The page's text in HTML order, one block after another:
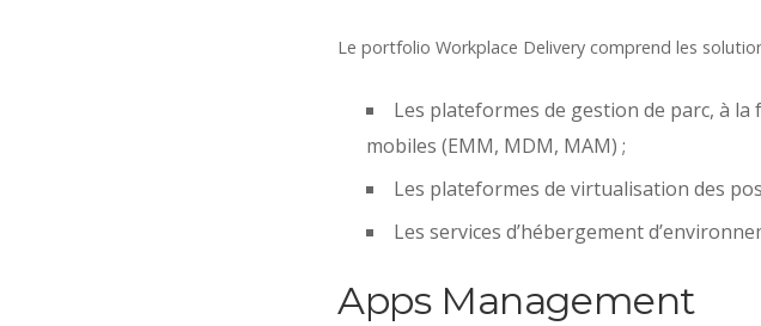
Le portfolio Workplace Delivery comprend les
Les plateformes de gestion de parc, à
mobiles (EMM, MDM, MAM) ;
Les plateformes de virtualisation des
Les services d’hébergement
Apps Management